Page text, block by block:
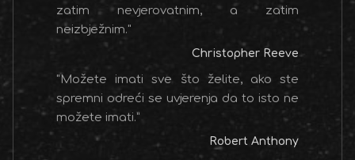
zatim nevjerovatnim, a zatim
neizbježnim."
Christopher Reeve
"Možete imati sve što želite, ako ste
spremni odreći se uvjerenja da to isto ne
možete imati.”
Robert Anthony